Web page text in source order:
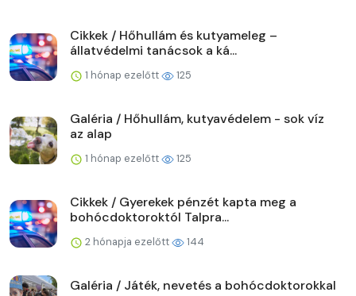
Cikkek / Hőhullám és kutyameleg –
állatvédelmi tanácsok a ká...
1 hónap ezelőtt 125
Galéria / Hőhullám, kutyavédelem - sok víz
az alap
1 hónap ezelőtt 125
Cikkek / Gyerekek pénzét kapta meg a
bohócdoktoroktól Talpra...
2 hónapja ezelőtt 144
Galéria / Játék, nevetés a bohócdoktorokkal